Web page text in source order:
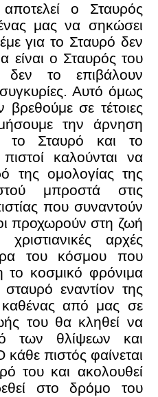
ο Σταυρός
μας να σηκώσει
για το Σταυρό δεν
είναι ο Σταυρός του
δεν το επιβάλουν
Αυτό όμως
σε τέτοιες
την άρνηση
το Σταυρό και το
καλούνται να
της ομολογίας της
μπροστά στις
που συναντούν
προχωρούν στη ζωή
αρχές
του κόσμου που
το κοσμικό φρόνιμα
εναντίον της
καθένας από μας σε
του θα κληθεί να
των θλίψεων και
πιστός φαίνεται
του και ακολουθεί
στο δρόμο του